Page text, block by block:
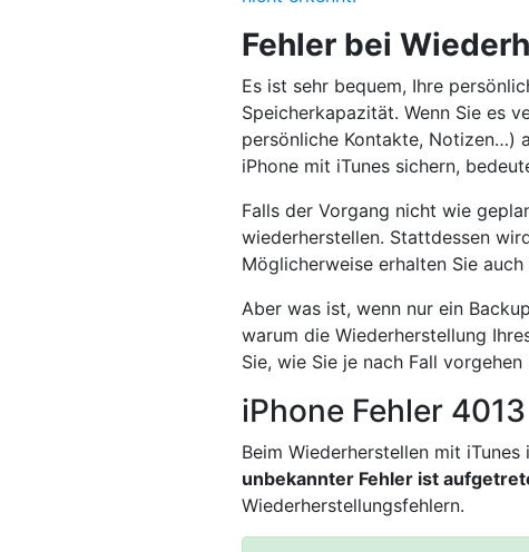
Fehler bei
Es ist sehr bequem, Ihre
Speicherkapazität. Wenn Sie es
persönliche Kontakte, Notizen…)
iPhone mit iTunes sichern,
Falls der Vorgang nicht wie
wiederherstellen. Stattdessen
Möglicherweise erhalten Sie
Aber was ist, wenn nur ein
warum die Wiederherstellung
Sie, wie Sie je nach Fall vorgehen
iPhone Fehler 4013
Beim Wiederherstellen mit iTunes
unbekannter Fehler ist
Wiederherstellungsfehlern.